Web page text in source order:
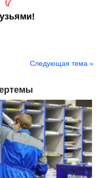
Следующая тема »